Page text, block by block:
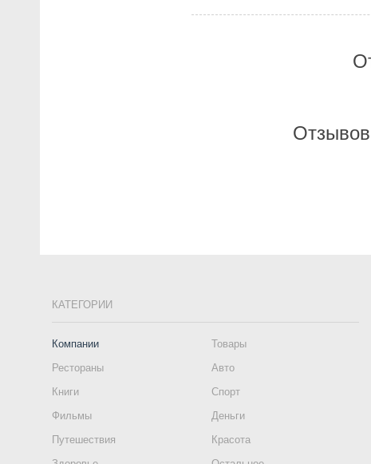
КАТЕГОРИИ
Компании
Товары
Рестораны
Авто
Книги
Спорт
Фильмы
Деньги
Путешествия
Красота